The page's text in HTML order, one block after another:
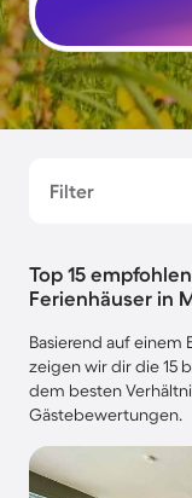
Filter
Top 15
Ferienhäuser in
Basierend auf einem
zeigen wir dir die 15
dem besten
Gästebewertungen.